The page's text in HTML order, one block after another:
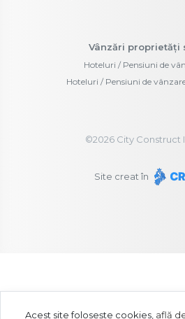
Vânzări proprietăți
Hoteluri / Pensiuni de
Hoteluri / Pensiuni de
©2026City Construct
Site creat în
Acest site folosește cookies, află